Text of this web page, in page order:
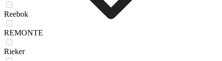
Reebok
REMONTE
Rieker